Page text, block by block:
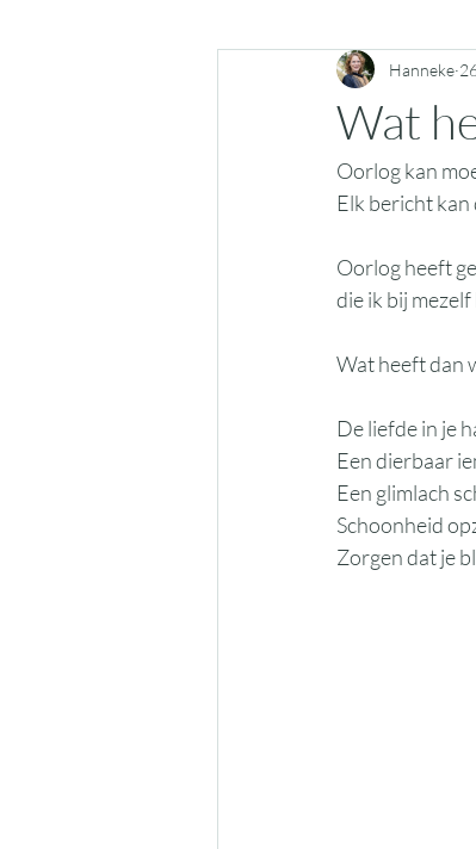
Wat
Hanneke
Oorlog kan
Elk bericht
Oorlog heeft
die ik bij
Wat heeft dan
De liefde in je
Een dierbaar
Een glimlach
Schoonheid
Zorgen dat je